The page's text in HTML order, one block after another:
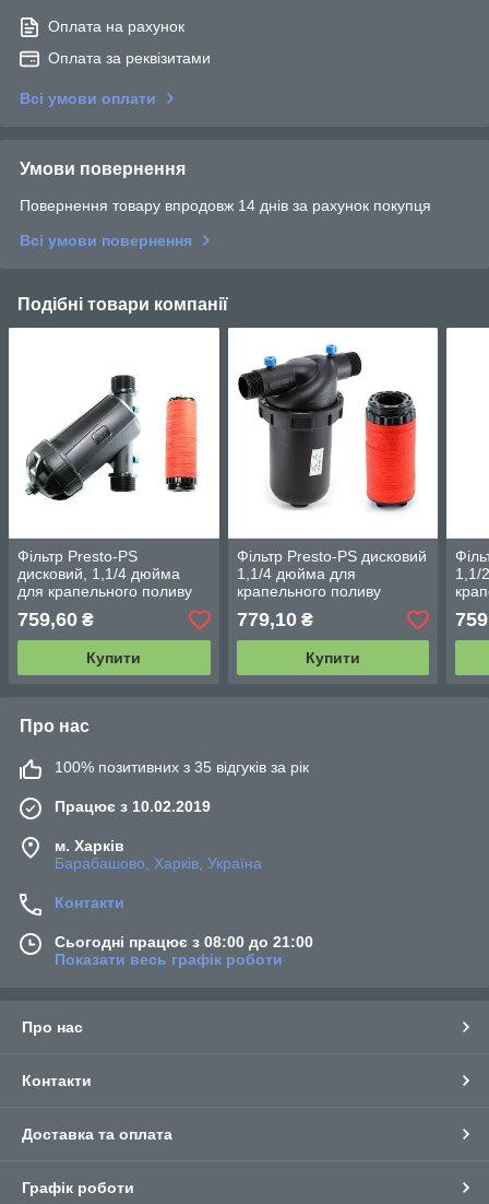
Оплата на рахунок
Оплата за реквізитами
Всі умови оплати
Умови повернення
Повернення товару впродовж 14 днів за рахунок покупця
Всі умови повернення
Подібні товари компанії
Фільтр Presto-PS
дисковий, 1,1/4 дюйма
для крапельного поливу
(1740-D-120)
759,60 ₴
Купити
Фільтр Presto-PS дисковий
1,1/4 дюйма для
крапельного поливу
(1740-DT-120)
779,10₴
Купити
1,1/
Про нас
100% позитивних з 35 відгуків за рік
Працює з 10.02.2019
м. Харків
Барабашово, Харків, Україна
Контакти
Сьогодні працює з 08:00 до 21:00
Показати весь графік роботи
Про нас
Контакти
Доставка та оплата
Графік роботи